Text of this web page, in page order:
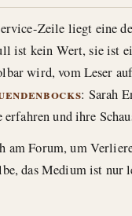
Zeile liegt eine
ist kein Wert, sie
wird, vom Leser
: Sarah
und ihre
am Forum, um
das Medium ist